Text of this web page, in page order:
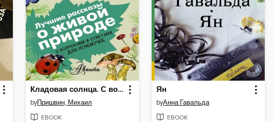
Кладовая солнца. С вопросами и ответами для почемучек
byПришвин, Михаил
EBOOK
Ян
byАнна Гавальда
EBOOK